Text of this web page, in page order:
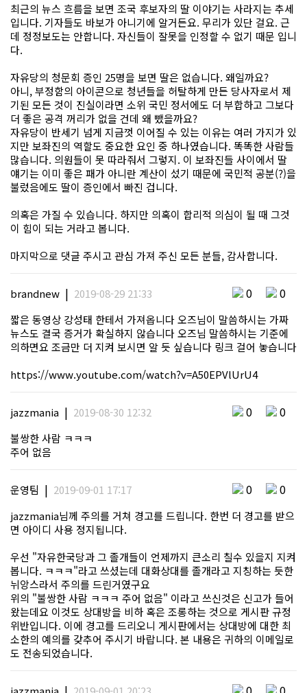
최근의 뉴스 흐름을 보면 조국 후보자의 딸 이야기는 사라지는 추세
입니다. 기자들도 바보가 아니기에 알거든요. 무리가 있단 걸요. 근
데 정정보도는 안합니다. 자신들이 잘못을 인정할 수 없기 때문 입니
다.
자유당의 청문회 증인 25명을 보면 딸은 없습니다. 왜일까요?
아니, 부정함의 아이콘으로 청년들을 허탈하게 만든 당사자로서 제
기된 모든 것이 진실이라면 소위 국민 정서에도 더 부합하고 그보다
더 좋은 공격 꺼리가 없을 건데 왜 뺐을까요?
자유당이 반세기 넘게 지금껏 이어질 수 있는 이유는 여러 가지가 있
지만 보좌진의 역할도 중요한 요인 중 하나였습니다. 똑똑한 사람들
많습니다. 의원들이 못 따라줘서 그렇지. 이 보좌진들 사이에서 딸
얘기는 이미 좋은 패가 아니란 계산이 섰기 때문에 국민적 공분(?)을
불렀음에도 딸이 증인에서 빠진 겁니다.
의혹은 가질 수 있습니다. 하지만 의혹이 합리적 의심이 될 때 그것
이 힘이 되는 거라고 봅니다.
마지막으로 댓글 주시고 관심 가져 주신 모든 분들, 감사합니다.
brandnew | 2019-08-29 21:33 0 0
짧은 동영상 강성태 한테서 가져옵니다 오즈님이 말씀하시는 가짜
뉴스도 결국 증거가 확실하지 않습니다 오즈님 말씀하시는 기준에
의하면요 조금만 더 지켜 보시면 알 듯 싶습니다 링크 걸어 놓습니다
https://www.youtube.com/watch?v=A50EPVlUrU4
jazzmania | 2019-08-30 12:32 0 0
불쌍한 사람 ㅋㅋㅋ
주어 없음
운영팀 | 2019-09-01 17:17 0 0
jazzmania님께 주의를 거쳐 경고를 드립니다. 한번 더 경고를 받으
면 아이디 사용 정지됩니다.
우선 "자유한국당과 그 졸개들이 언제까지 큰소리 칠수 있을지 지켜
봅니다. ㅋㅋㅋ"라고 쓰셨는데 대화상대를 졸개라고 지칭하는 듯한
뉘앙스라서 주의를 드린거였구요
위의 "불쌍한 사람 ㅋㅋㅋ 주어 없음" 이라고 쓰신것은 신고가 들어
왔는데요 이것도 상대방을 비하 혹은 조롱하는 것으로 게시판 규정
위반입니다. 이에 경고를 드리오니 게시판에서는 상대방에 대한 최
소한의 예의를 갖추어 주시기 바랍니다. 본 내용은 귀하의 이메일로
도 전송되었습니다.